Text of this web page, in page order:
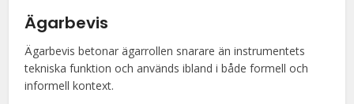
Ägarbevis
Ägarbevis betonar ägarrollen snarare än instrumentets
tekniska funktion och används ibland i både formell och
informell kontext.